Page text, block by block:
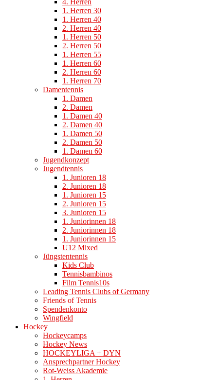
4. Herren
1. Herren 30
1. Herren 40
2. Herren 40
1. Herren 50
2. Herren 50
1. Herren 55
1. Herren 60
2. Herren 60
1. Herren 70
Damentennis
1. Damen
2. Damen
1. Damen 40
2. Damen 40
1. Damen 50
2. Damen 50
1. Damen 60
Jugendkonzept
Jugendtennis
1. Junioren 18
2. Junioren 18
1. Junioren 15
2. Junioren 15
3. Junioren 15
1. Juniorinnen 18
2. Juniorinnen 18
1. Juniorinnen 15
U12 Mixed
Jüngstentennis
Kids Club
Tennisbambinos
Film Tennis10s
Leading Tennis Clubs of Germany
Friends of Tennis
Spendenkonto
Wingfield
Hockey
Hockeycamps
Hockey News
HOCKEYLIGA + DYN
Ansprechpartner Hockey
Rot-Weiss Akademie